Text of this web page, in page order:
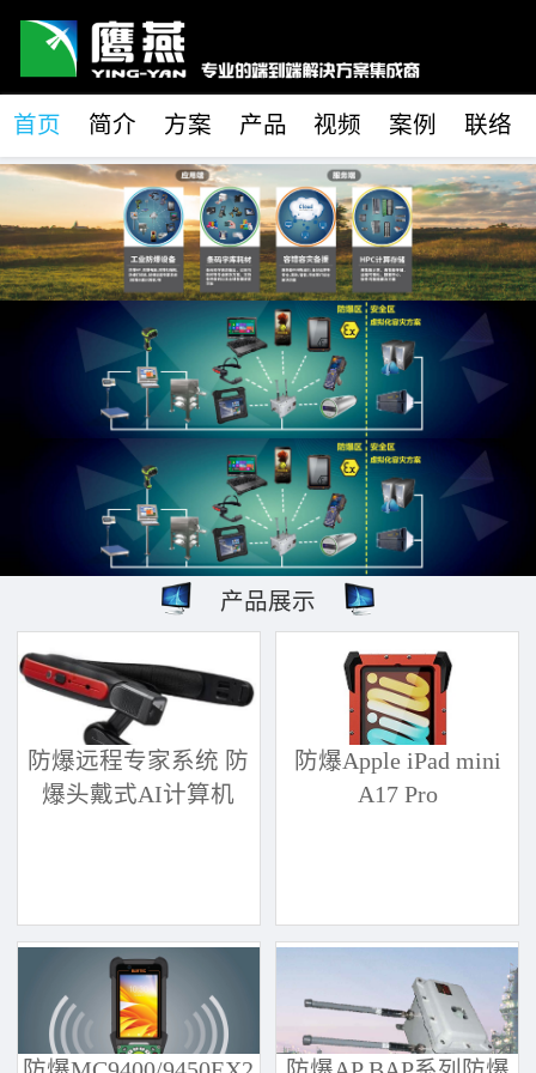
首页 简介 方案 产品 视频 案例 联络
产品展示
防爆远程专家系统 防
爆头戴式AI计算机
防爆Apple iPad mini
A17 Pro